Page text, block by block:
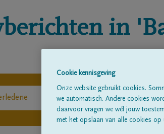
in
Cookie kennisgeving
Onze website gebruikt cookies.
we automatisch. Andere cookies
daarvoor vragen we wél jouw
met het opslaan van alle cookies op